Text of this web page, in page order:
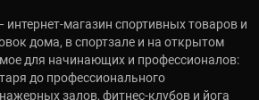
интернет-магазин спортивных товаров и
дома, в спортзале и на открытом
для начинающих и профессионалов:
до профессионального
залов, фитнес-клубов и йога